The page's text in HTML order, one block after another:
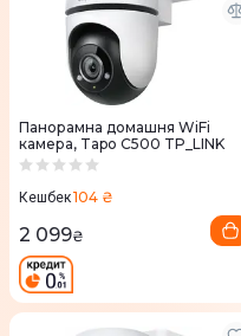
Панорамна домашня WiFi
камера, Tapo C500 TP_LINK
Кешбек104 ₴
2 099₴